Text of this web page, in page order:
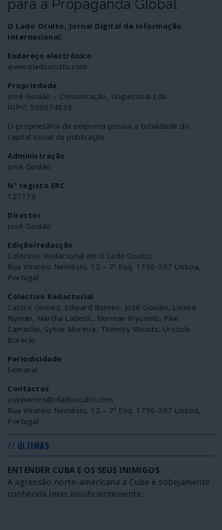
para a Propaganda Global
O Lado Oculto, Jornal Digital de Informação
Internacional;
Endereço electrónico
www.oladooculto.com
Propriedade
José Goulão – Comunicação, Unipessoal Lda.
NIPC: 509074839
O proprietário da empresa possui a totalidade do
capital social da publicação.
Administração
José Goulão
Nº registo ERC
127179
Director
José Goulão
Edição/redacção
Colectivo Redactorial de O Lado Oculto;
Rua Vitorino Nemésio, 12 – 7º Esq. 1750-307 Lisboa,
Portugal
Colectivo Redactorial
Castro Gomez, Edward Barnes, José Goulão, Louise
Nyman, Martha Ladesic, Norman Wycomb, Pilar
Camacho, Sylvie Moreira, Thimoty Woods, Urszula
Borecki;
Periodicidade
Semanal
Contactos
assinantes@oladooculto.com
Rua Vitorino Nemésio, 12 – 7º Esq. 1750-307 Lisboa,
Portugal
// ÚLTIMAS
ENTENDER CUBA E OS SEUS INIMIGOS
A agressão norte-americana a Cuba é sobejamente
conhecida (mas insuficientemente...